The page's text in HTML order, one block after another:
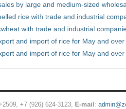
by large and medium-sized
rice with trade and industrial
with trade and industrial
and import of rice for May and
and import of rice for May and
2509, +7 (926) 624-3123, E-mail :